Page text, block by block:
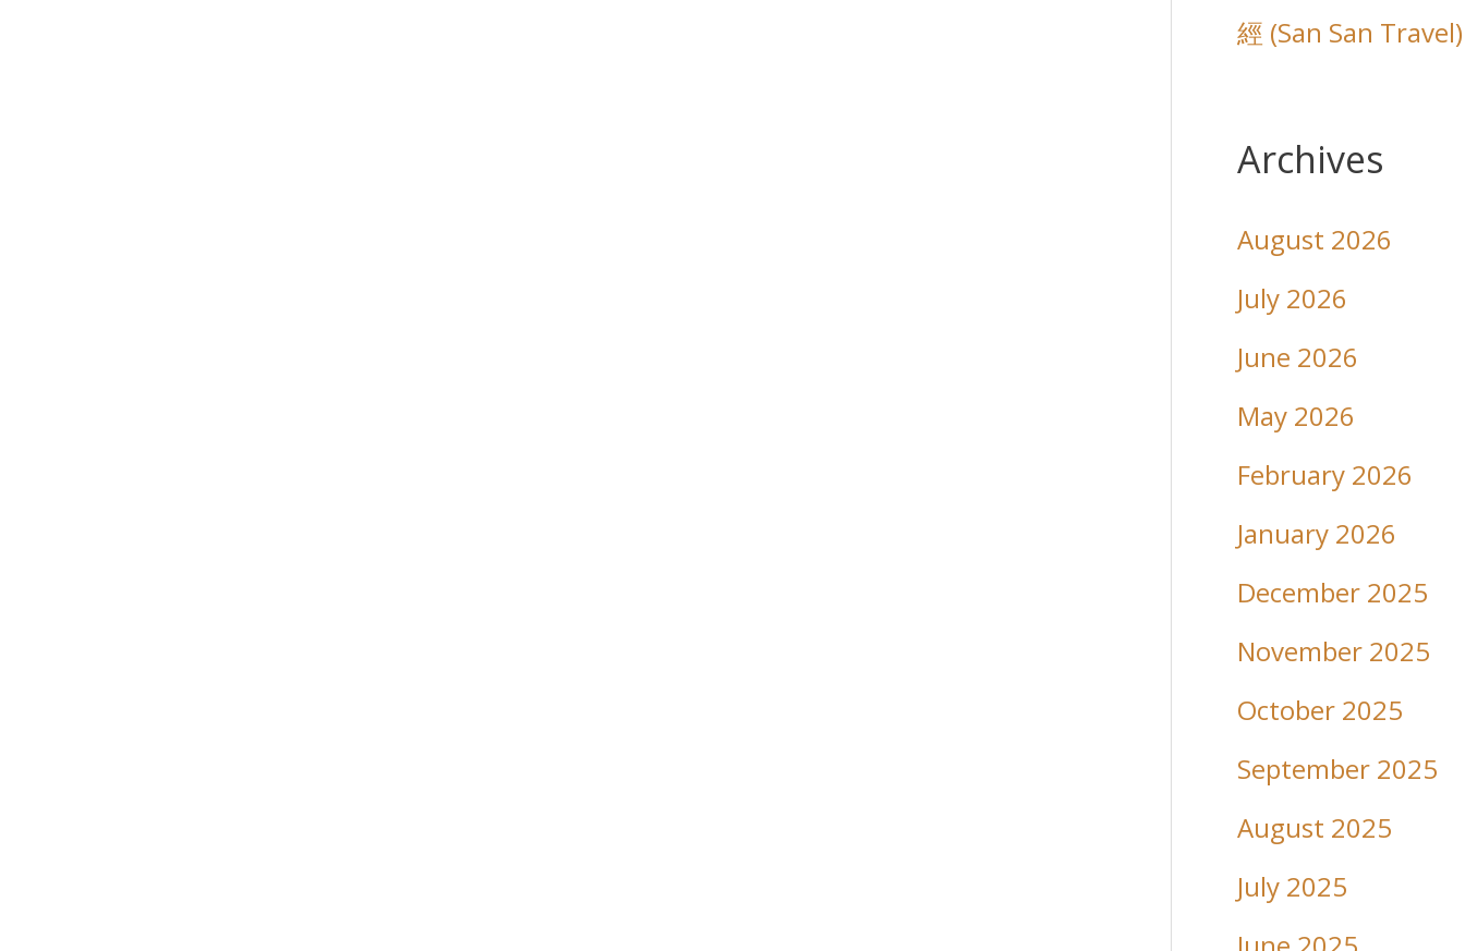
經 (San San Travel)
Archives
August 2026
July 2026
June 2026
May 2026
February 2026
January 2026
December 2025
November 2025
October 2025
September 2025
August 2025
July 2025